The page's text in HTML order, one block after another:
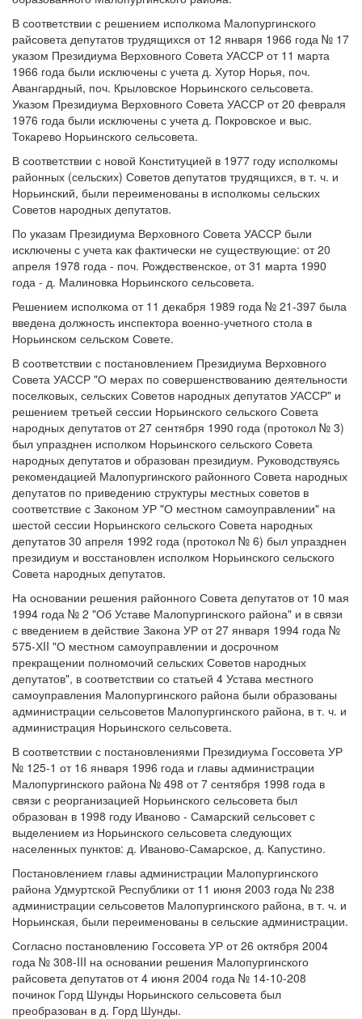
В соответствии с решением исполкома Малопургинского
райсовета депутатов трудящихся от 12 января 1966 года № 17
указом Президиума Верховного Совета УАССР от 11 марта
1966 года были исключены с учета д. Хутор Норья, поч.
Авангардный, поч. Крыловское Норьинского сельсовета.
Указом Президиума Верховного Совета УАССР от 20 февраля
1976 года были исключены с учета д. Покровское и выс.
Токарево Норьинского сельсовета.
В соответствии с новой Конституцией в 1977 году исполкомы
районных (сельских) Советов депутатов трудящихся, в т. ч. и
Норьинский, были переименованы в исполкомы сельских
Советов народных депутатов.
По указам Президиума Верховного Совета УАССР были
исключены с учета как фактически не существующие: от 20
апреля 1978 года - поч. Рождественское, от 31 марта 1990
года - д. Малиновка Норьинского сельсовета.
Решением исполкома от 11 декабря 1989 года № 21-397 была
введена должность инспектора военно-учетного стола в
Норьинском сельском Совете.
В соответствии с постановлением Президиума Верховного
Совета УАССР "О мерах по совершенствованию деятельности
поселковых, сельских Советов народных депутатов УАССР" и
решением третьей сессии Норьинского сельского Совета
народных депутатов от 27 сентября 1990 года (протокол № 3)
был упразднен исполком Норьинского сельского Совета
народных депутатов и образован президиум. Руководствуясь
рекомендацией Малопургинского районного Совета народных
депутатов по приведению структуры местных советов в
соответствие с Законом УР "О местном самоуправлении" на
шестой сессии Норьинского сельского Совета народных
депутатов 30 апреля 1992 года (протокол № 6) был упразднен
президиум и восстановлен исполком Норьинского сельского
Совета народных депутатов.
На основании решения районного Совета депутатов от 10 мая
1994 года № 2 "Об Уставе Малопургинского района" и в связи
с введением в действие Закона УР от 27 января 1994 года №
575-ХII "О местном самоуправлении и досрочном
прекращении полномочий сельских Советов народных
депутатов", в соответствии со статьей 4 Устава местного
самоуправления Малопургинского района были образованы
администрации сельсоветов Малопургинского района, в т. ч. и
администрация Норьинского сельсовета.
В соответствии с постановлениями Президиума Госсовета УР
№ 125-1 от 16 января 1996 года и главы администрации
Малопургинского района № 498 от 7 сентября 1998 года в
связи с реорганизацией Норьинского сельсовета был
образован в 1998 году Иваново - Самарский сельсовет с
выделением из Норьинского сельсовета следующих
населенных пунктов: д. Иваново-Самарское, д. Капустино.
Постановлением главы администрации Малопургинского
района Удмуртской Республики от 11 июня 2003 года № 238
администрации сельсоветов Малопургинского района, в т. ч. и
Норьинская, были переименованы в сельские администрации.
Согласно постановлению Госсовета УР от 26 октября 2004
года № 308-III на основании решения Малопургинского
райсовета депутатов от 4 июня 2004 года № 14-10-208
починок Горд Шунды Норьинского сельсовета был
преобразован в д. Горд Шунды.